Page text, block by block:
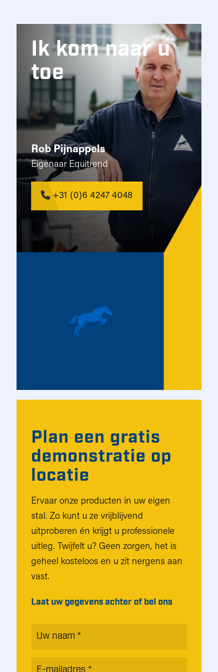
Ik kom naar u
toe
Rob Pijnappels
Eigenaar Equitrend
+31 (0)6 4247 4048
Plan een gratis
demonstratie op
locatie
Ervaar onze producten in uw eigen
stal. Zo kunt u ze vrijblijvend
uitproberen én krijgt u professionele
uitleg. Twijfelt u? Geen zorgen, het is
geheel kosteloos en u zit nergens aan
vast.
Laat uw gegevens achter of bel ons
Naam